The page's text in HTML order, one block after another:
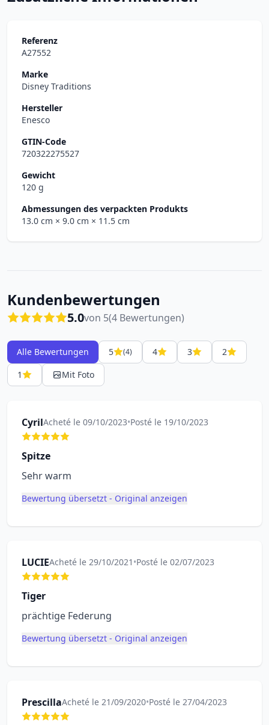
Referenz
A27552
Marke
Disney Traditions
Hersteller
Enesco
GTIN-Code
720322275527
Gewicht
120 g
Abmessungen des verpackten Produkts
13.0 cm × 9.0 cm × 11.5 cm
Kundenbewertungen
5.0von 5(4 Bewertungen)
Alle Bewertungen 5 (4) 4 3
2
1
Mit Foto
CyrilAcheté le 09/10/2023•Posté le 19/10/2023
Spitze
Sehr warm
Bewertung übersetzt - Original anzeigen
LUCIEAcheté le 29/10/2021 •Posté le 02/07/2023
Tiger
prächtige Federung
Bewertung übersetzt - Original anzeigen
PrescillaAcheté le 21/09/2020•Posté le 27/04/2023